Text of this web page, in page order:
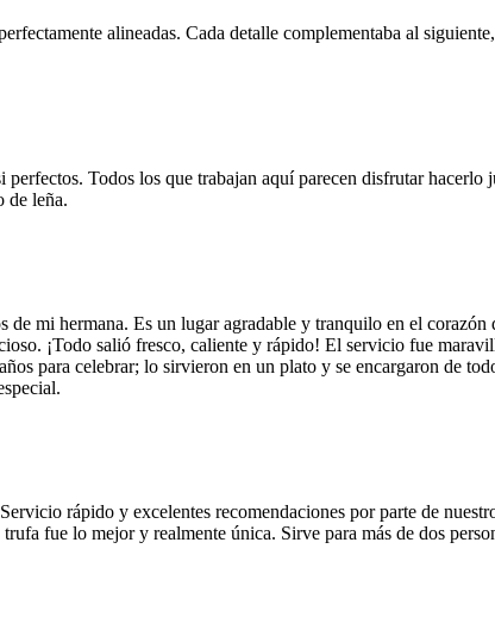
alineadas. Cada detalle complementaba al
Todos los que trabajan aquí parecen disfrutar
de leña.
de mi hermana. Es un lugar agradable y tranquilo en el
¡Todo salió fresco, caliente y rápido! El servicio fue
para celebrar; lo sirvieron en un plato y se encargaron de
rápido y excelentes recomendaciones por parte de
fue lo mejor y realmente única. Sirve para más de dos